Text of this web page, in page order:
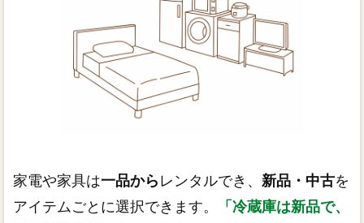
家電や家具は一品から レンタルでき、 新品・中古を
アイテムごとに選択できます。
「冷蔵庫は新品で、